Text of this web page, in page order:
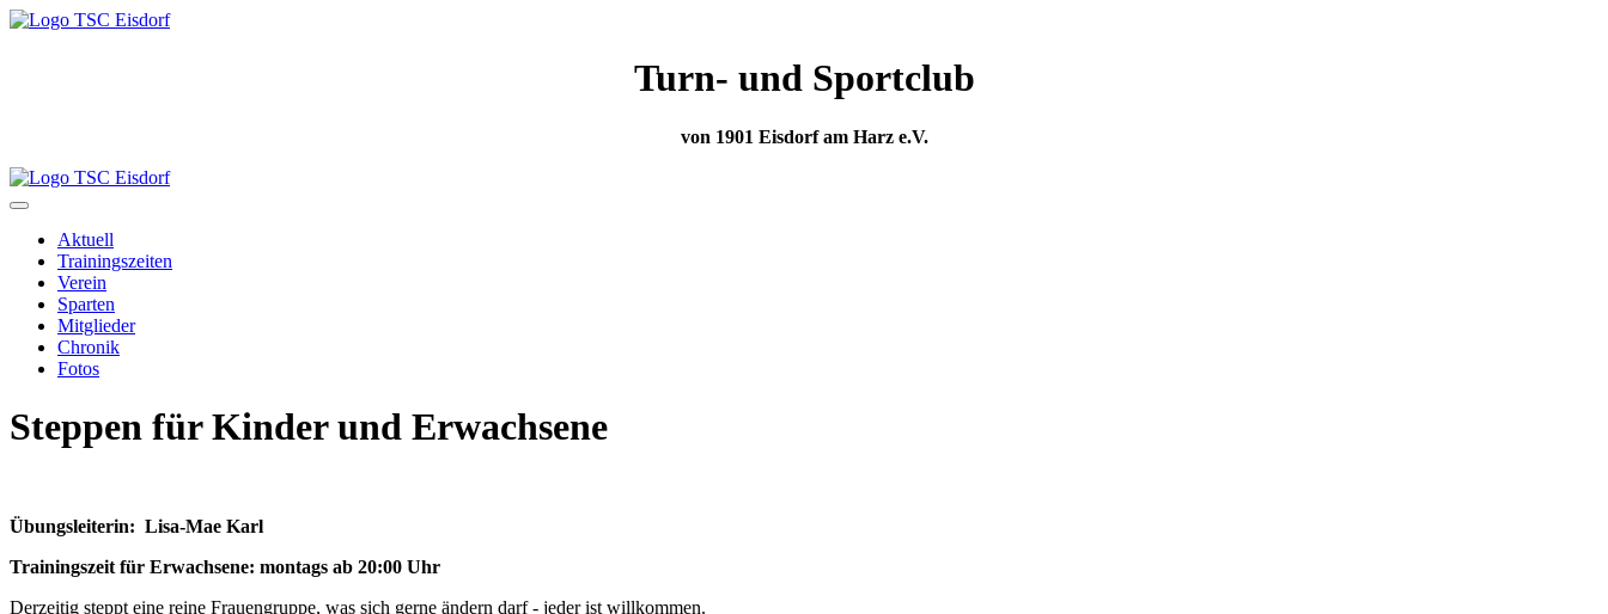
Turn- und Sportclub
von 1901 Eisdorf am Harz e.V.
Aktuell
Trainingszeiten
Verein
Sparten
Mitglieder
Chronik
Fotos
Steppen für Kinder und Erwachsene
Übungsleiterin: Lisa-Mae Karl
Trainingszeit für Erwachsene: montags ab 20:00 Uhr
Derzeitig steppt eine reine Frauengruppe, was sich gerne ändern darf - jeder ist willkommen.